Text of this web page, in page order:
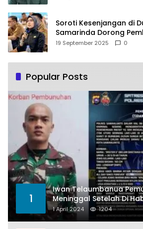
Soroti Kesenjangan di
Samarinda Dorong
Pemberdayaan
19 September 2025 0
Popular Posts
1
Iwan Telaumbanua
Meninggal Setelah Di
1 April 2024 1204